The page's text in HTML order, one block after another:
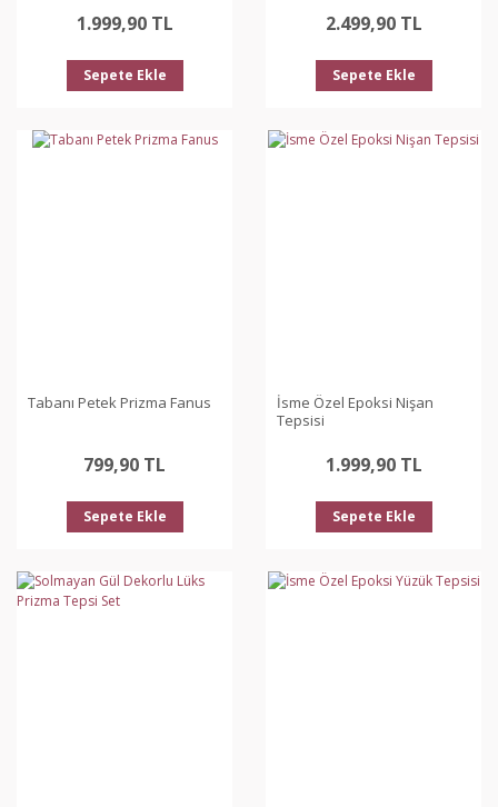
1.999,90 TL
Sepete Ekle
2.499,90 TL
Sepete Ekle
Tabanı Petek Prizma Fanus
799,90 TL
Sepete Ekle
İsme Özel Epoksi Nişan
Tepsisi
1.999,90 TL
Sepete Ekle